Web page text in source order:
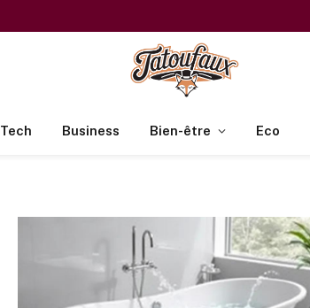
Tech Business Bien-être Eco